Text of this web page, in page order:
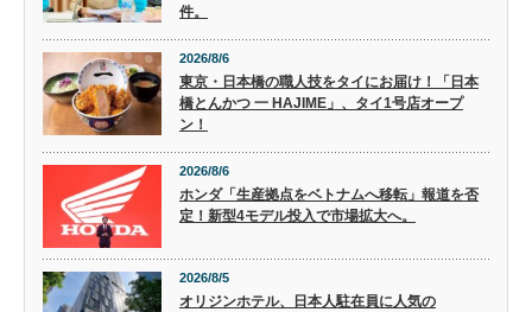
件。
2026/8/6
東京・日本橋の職人技をタイにお届け！「日本
橋とんかつ 一 HAJIME」、タイ1号店オープ
ン！
2026/8/6
ホンダ「生産拠点をベトナムへ移転」報道を否
定！新型4モデル投入で市場拡大へ。
2026/8/5
オリジンホテル、日本人駐在員に人気の